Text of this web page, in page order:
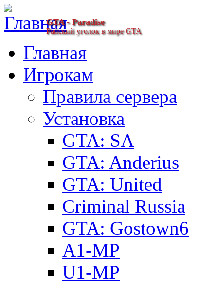
GTA - Paradise
Райский уголок в мире GTA
Главная
Игрокам
Правила сервера
Установка
GTA: SA
GTA: Anderius
GTA: United
Criminal Russia
GTA: Gostown6
A1-MP
U1-MP